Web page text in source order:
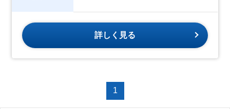
詳しく見る
1